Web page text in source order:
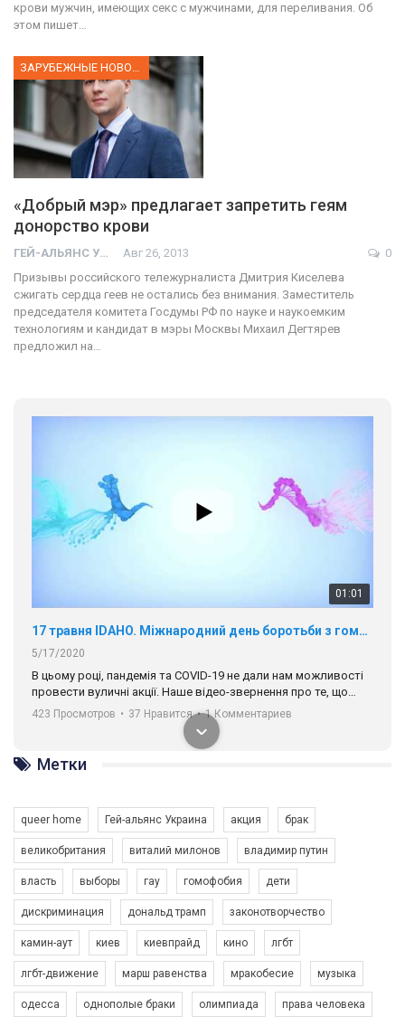
крови мужчин, имеющих секс с мужчинами, для переливания. Об
этом пишет…
ЗАРУБЕЖНЫЕ НОВОСТИ
«Добрый мэр» предлагает запретить геям
донорство крови
ГЕЙ-АЛЬЯНС УКРАИНА Авг 26, 2013
0
Призывы российского тележурналиста Дмитрия Киселева
сжигать сердца геев не остались без внимания. Заместитель
председателя комитета Госдумы РФ по науке и наукоемким
технологиям и кандидат в мэры Москвы Михаил Дегтярев
предложил на…
01:01
17 травня IDAHO. Міжнародний день боротьби з гомофобією трансфобією і біфобія.
5/17/2020
В цьому році, пандемія та COVІD-19 не дали нам можливості
провести вуличні акції. Наше відео-звернення про те, що
навіть коли ми у різних містах та не можемо зустрінеться, ми
разом. Ми закликаємо всіх хто поділяє цінності рівності та
солідарності, приєднатися до нас. Регіональні підрозділи
ГАУ є в 16 областях України.
Разом наш голос лунає гучніше!
423 Просмотров • 37 Нравится • 1 Комментариев
Зупинимо насильство проти ЛГБТ в Україні! Stop violence against LGBT in Ukraine!
6/30/2017
Метки
queer home Гей-альянс Украина акция брак
великобритания виталий милонов владимир путин
власть выборы гау гомофобия дети
дискриминация дональд трамп законотворчество
камин-аут киев киевпрайд кино лгбт
лгбт-движение марш равенства мракобесие музыка
одесса однополые браки олимпиада права человека